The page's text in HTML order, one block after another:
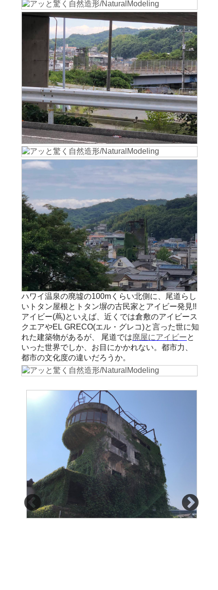
ハワイ温泉の廃墟の100mくらい北側に、尾道らし
いトタン屋根とトタン塀の古民家とアイビー発見!!
アイビー(蔦)といえば、近くでは倉敷のアイビース
クエアやEL GRECO(エル・グレコ)と言った世に知
れた建築物があるが、 尾道では廃屋にアイビーと
いった世界でしか、お目にかかれない。都市力、
都市の文化度の違いだろうか。